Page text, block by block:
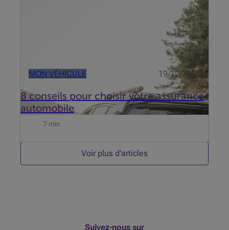
MON VÉHICULE 19/12/2025
8 conseils pour choisir votre assurance
automobile
7 min
Voir plus d'articles
Suivez-nous sur